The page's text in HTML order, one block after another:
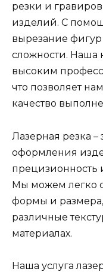
резки и
изделий. С
вырезание
сложности. Наша
высоким
что позволяет
качество
Лазерная резка
оформления
прецизионность
Мы можем легко
формы и размера,
различные
материалах.
Наша услуга